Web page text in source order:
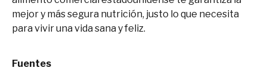
mejor y más segura nutrición, justo lo que necesita
para vivir una vida sana y feliz.
Fuentes